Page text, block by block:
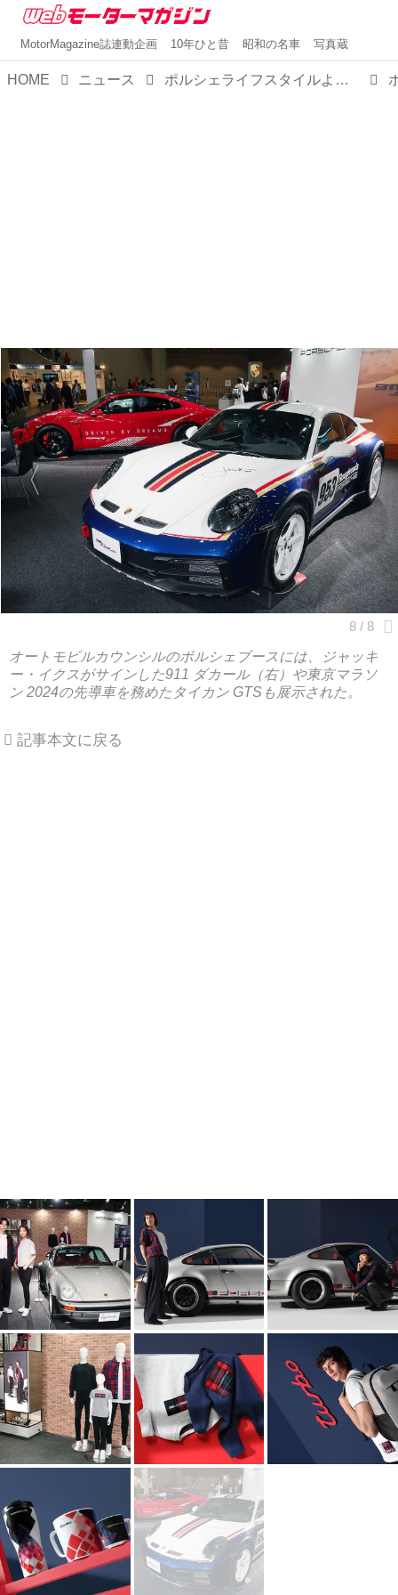
MotorMagazine誌連動企画 10年ひと昔 昭和の名車 写真蔵
HOME ニュース ポルシェライフスタイルより「ターボNo.1コレクション」をリリース。タータンチェックがアクセント！
オートモビルカウンシルのポルシェブースには、ジャッキ
ー・イクスがサインした911 ダカール（右）や東京マラソ
ン 2024の先導車を務めたタイカン GTSも展示された。
記事本文に戻る